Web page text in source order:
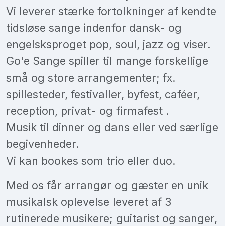
Vi leverer stærke fortolkninger af kendte
tidsløse sange indenfor dansk- og
engelsksproget pop, soul, jazz og viser.
Go'e Sange spiller til mange forskellige
små og store arrangementer; fx.
spillesteder, festivaller, byfest, caféer,
reception, privat- og firmafest .
Musik til dinner og dans eller ved særlige
begivenheder.
Vi kan bookes som trio eller duo.
Med os får arrangør og gæster en unik
musikalsk oplevelse leveret af 3
rutinerede musikere; guitarist og sanger,